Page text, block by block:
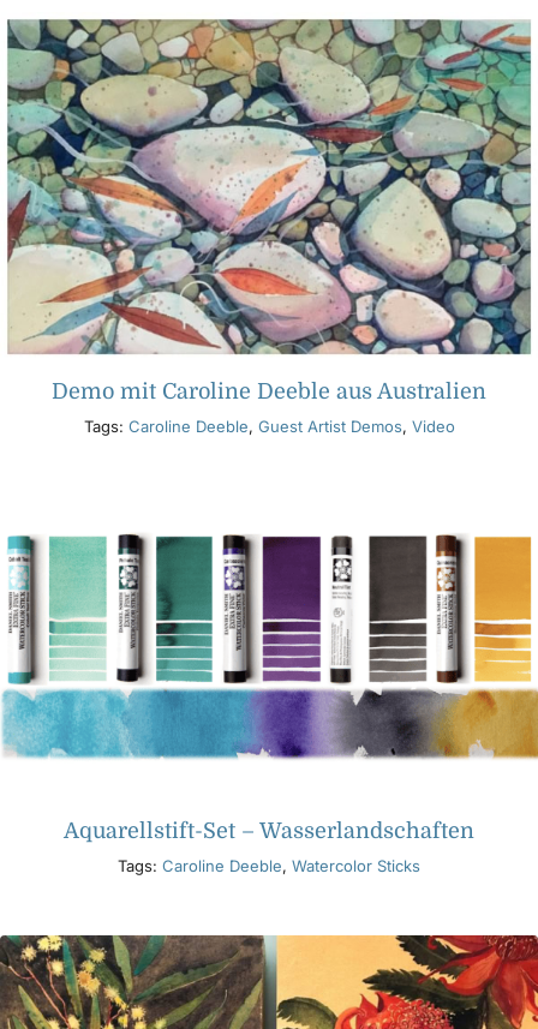
Demo mit Caroline Deeble aus Australien
Tags: Caroline Deeble, Guest Artist Demos, Video
Aquarellstift-Set – Wasserlandschaften
Tags: Caroline Deeble, Watercolor Sticks